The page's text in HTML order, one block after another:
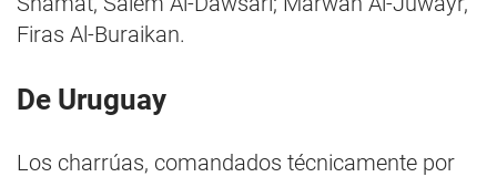
Firas Al-Buraikan.
De Uruguay
Los charrúas, comandados técnicamente por